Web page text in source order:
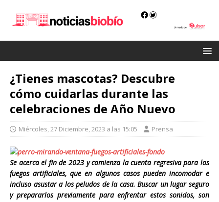
¿Tienes mascotas? Descubre
cómo cuidarlas durante las
celebraciones de Año Nuevo
Miércoles, 27 Diciembre, 2023 a las 15:05 Prensa
Se acerca el fin de 2023 y comienza la cuenta regresiva para los
fuegos artificiales, que en algunos casos pueden incomodar e
incluso asustar a los peludos de la casa. Buscar un lugar seguro
y prepararlos previamente para enfrentar estos sonidos, son